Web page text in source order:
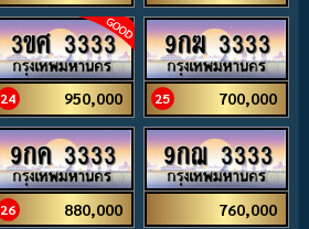
3ขศ 3333
24 950,000
9กฆ 3333
25 700,000
9กค 3333
26 880,000
9กฌ 3333
760,000